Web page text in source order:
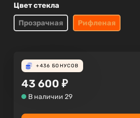
Цвет стекла
Прозрачная
Рифленая
+436 БОНУСОВ
43 600 ₽
В наличии 29